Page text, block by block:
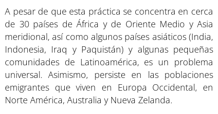
A pesar de que esta práctica se concentra en cerca
de 30 países de África y de Oriente Medio y Asia
meridional, así como algunos países asiáticos (India,
Indonesia, Iraq y Paquistán) y algunas pequeñas
comunidades de Latinoamérica, es un problema
universal. Asimismo, persiste en las poblaciones
emigrantes que viven en Europa Occidental, en
Norte América, Australia y Nueva Zelanda.